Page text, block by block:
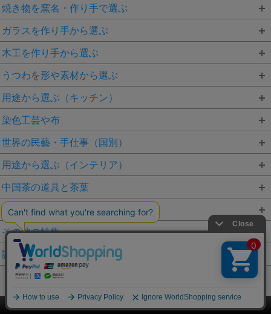
焼き物を窯名・作り手で選ぶ
ガラスを作り手から選ぶ
木工を作り手から選ぶ
うつわを形や素材から選ぶ
用途から選ぶ（キッチン）
染色工芸や布
世界の民藝・手仕事（国別）
用途から選ぶ（インテリア）
中国茶の道具と茶葉
かごや編み物を素材から選ぶ
その他の特集
読み物
このページをPC用に切り替え